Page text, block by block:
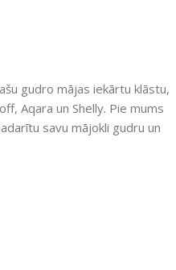
gudro mājas iekārtu klāstu,
Aqara un Shelly. Pie mums
savu mājokli gudru un